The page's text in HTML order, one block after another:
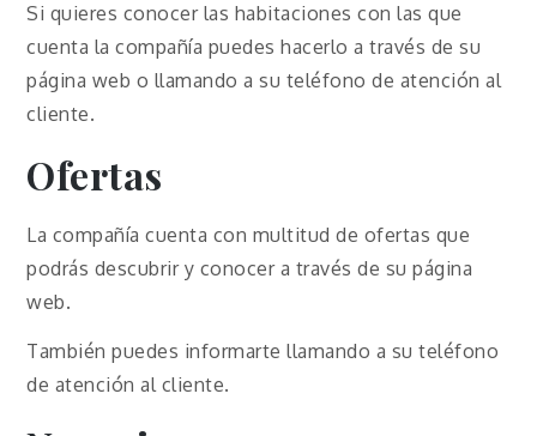
Si quieres conocer las habitaciones con las que
cuenta la compañía puedes hacerlo a través de su
página web o llamando a su teléfono de atención al
cliente.
Ofertas
La compañía cuenta con multitud de ofertas que
podrás descubrir y conocer a través de su página
web.
También puedes informarte llamando a su teléfono
de atención al cliente.